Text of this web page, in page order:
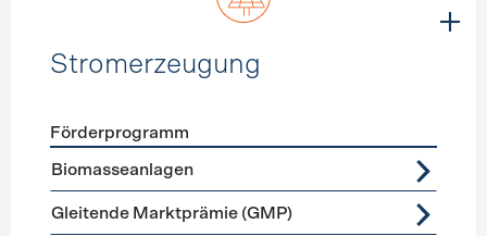
Stromerzeugung
Förderprogramme
Förderprogramm
Biomasseanlagen
Gleitende Marktprämie (GMP)